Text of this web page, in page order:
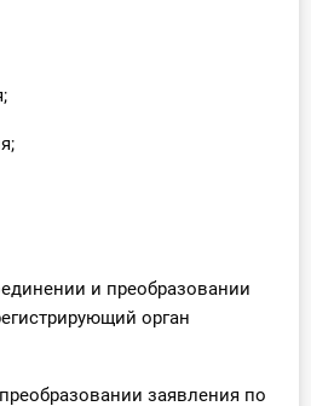
и преобразовании
орган
заявления по